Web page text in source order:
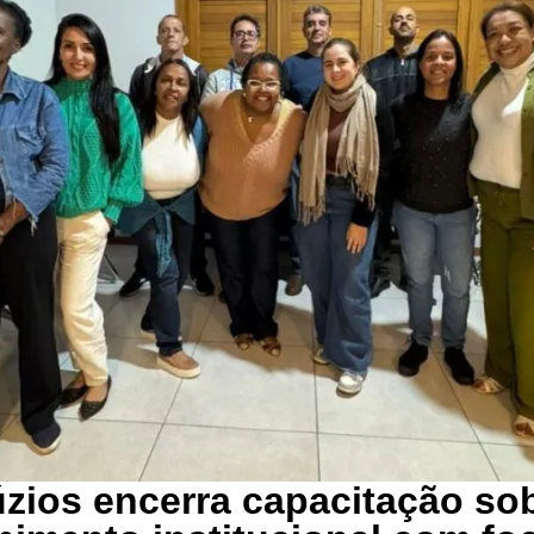
encerra capacitação